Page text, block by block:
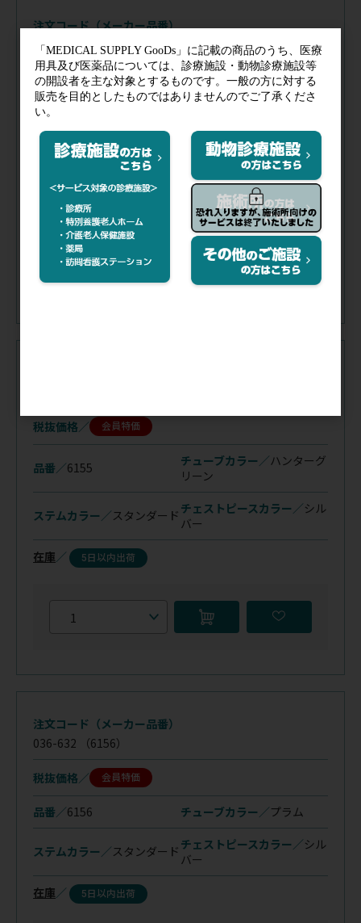
注文コード（メーカー品番）
036-630（6154）
税抜価格 会員特価
品番／
ルー
スタンダード チェストピースカラー／ シル
バー
／あり
税抜価格 会員特価
品番／6155 チューブカラー／ハンターグ
リーン
ステムカラー／スタンダード チェストピースカラー／シル
バー
在庫 ／ 5日以内出荷
注文コード（メーカー品番）
036-632 （6156）
税抜価格 会員特価
品番／6156 チューブカラー／プラム
ステムカラー／スタンダード チェストピースカラー／シル
バー
在庫 ／ 5日以内出荷